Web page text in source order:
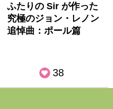
ふたりの Sir が作った
究極のジョン・レノン
追悼曲：ポール篇
38